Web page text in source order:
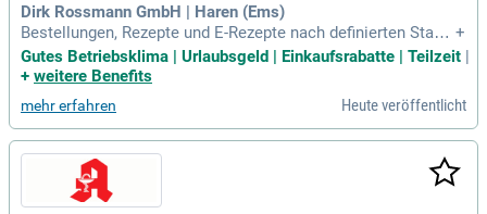
Dirk Rossmann GmbH | Haren (Ems)
Bestellungen, Rezepte und E-Rezepte nach definierten Stand
ards; Sie übernehmen pharmazeutische Prüfschritte und ber
eiten Freigaben fachgerecht vor; Sie unterstützen bei AMTS-
n; Sie arbeiten eng mit Apothekern
+
Gutes Betriebsklima | Urlaubsgeld | Einkaufsrabatte | Teilzeit |
+ weitere Benefits
mehr erfahren Heute veröffentlicht